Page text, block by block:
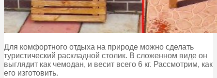
Для комфортного отдыха на природе можно сделать
туристический раскладной столик. В сложенном виде он
выглядит как чемодан, и весит всего 6 кг. Рассмотрим, как
его изготовить.